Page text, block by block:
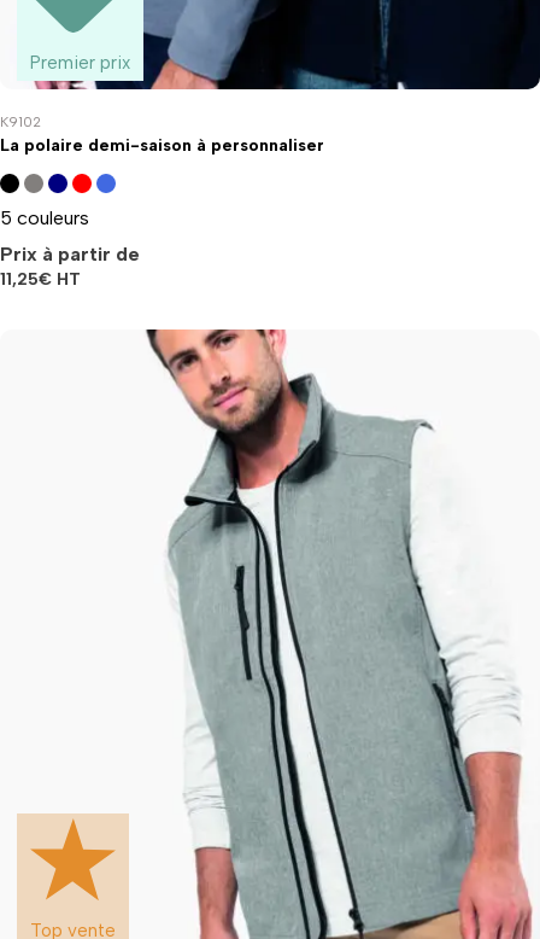
Premier prix
K9102
La polaire demi-saison à personnaliser
5 couleurs
Prix à partir de
11,25€ HT
Top vente